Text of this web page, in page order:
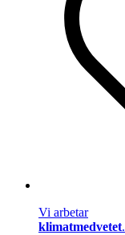
Vi arbetar
klimatmedvetet.